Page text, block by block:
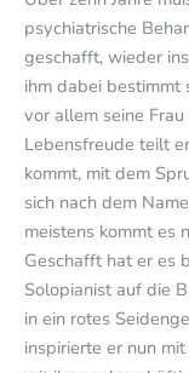
psychiatrische
geschafft, wieder
ihm dabei bestimmt
vor allem seine
Lebensfreude teilt
kommt, mit dem
sich nach dem
meistens kommt es
Geschafft hat er es
Solopianist auf die
in ein rotes
inspirierte er nun